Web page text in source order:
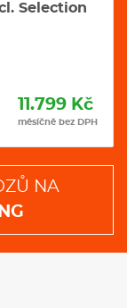
Selection
11.799 Kč
měsíčně bez DPH
NA